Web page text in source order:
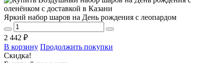
Яркий набор шаров на День рождения с леопардом
2 442 ₽
В корзину Продолжить покупки
Скидка!